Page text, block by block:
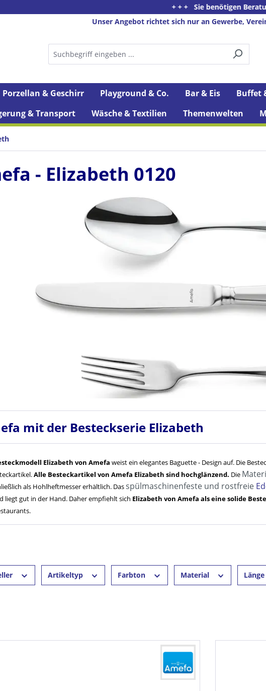
+ + + Sie benötigen Beratung oder
Unser Angebot richtet sich nur an Gewerbe,
Porzellan & Geschirr Playground & Co. Bar & Eis Buffet
& Transport Wäsche & Textilien Themenwelten
- Elizabeth 0120
mit der Besteckserie Elizabeth
Elizabeth von Amefa weist ein elegantes Baguette - Design auf. Die
Alle Besteckartikel von Amefa Elizabeth sind hochglänzend. Die
als Hohlheftmesser erhältlich. Dasspülmaschinenfeste und rostfreie
liegt gut in der Hand. Daher empfiehlt sich Elizabeth von Amefa als eine solide
Artikeltyp Farbton Material Länge